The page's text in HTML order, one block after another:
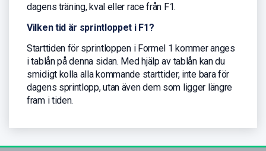
dagens träning, kval eller race från F1.
Vilken tid är sprintloppet i F1?
Starttiden för sprintloppen i Formel 1 kommer anges
i tablån på denna sidan. Med hjälp av tablån kan du
smidigt kolla alla kommande starttider, inte bara för
dagens sprintlopp, utan även dem som ligger längre
fram i tiden.